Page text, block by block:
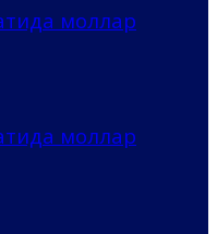
моллар
моллар